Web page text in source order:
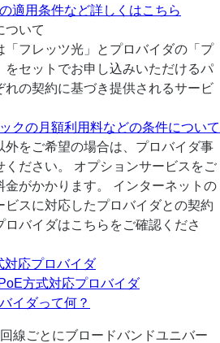
適用条件など詳しくはこちら
ついて
「フレッツ光」とプロバイダの「プ
をセットでお申し込みいただけるパ
れの契約に基づき提供されるサービ
クの月額利用料などの条件について
外をご希望の場合は、プロバイダ事
ください。 オプションサービスをご
金がかかります。 インターネットの
ビスに対応したプロバイダとの契約
ロバイダはこちらをご確認くださ
対応プロバイダ
方式対応プロバイダ
イダって何？
線ごとにブロードバンドユニバー